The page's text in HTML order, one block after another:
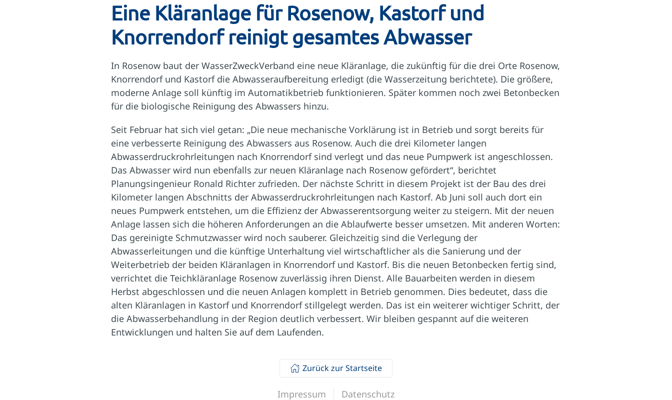
Eine Kläranlage für Rosenow, Kastorf und
Knorrendorf reinigt gesamtes Abwasser
In Rosenow baut der WasserZweckVerband eine neue Kläranlage, die zukünftig für die drei Orte Rosenow,
Knorrendorf und Kastorf die Abwasseraufbereitung erledigt (die Wasserzeitung berichtete). Die größere,
moderne Anlage soll künftig im Automatikbetrieb funktionieren. Später kommen noch zwei Betonbecken
für die biologische Reinigung des Abwassers hinzu.
Seit Februar hat sich viel getan: „Die neue mechanische Vorklärung ist in Betrieb und sorgt bereits für
eine verbesserte Reinigung des Abwassers aus Rosenow. Auch die drei Kilometer langen
Abwasserdruckrohrleitungen nach Knorrendorf sind verlegt und das neue Pumpwerk ist angeschlossen.
Das Abwasser wird nun ebenfalls zur neuen Kläranlage nach Rosenow gefördert“, berichtet
Planungsingenieur Ronald Richter zufrieden. Der nächste Schritt in diesem Projekt ist der Bau des drei
Kilometer langen Abschnitts der Abwasserdruckrohrleitungen nach Kastorf. Ab Juni soll auch dort ein
neues Pumpwerk entstehen, um die Effizienz der Abwasserentsorgung weiter zu steigern. Mit der neuen
Anlage lassen sich die höheren Anforderungen an die Ablaufwerte besser umsetzen. Mit anderen Worten:
Das gereinigte Schmutzwasser wird noch sauberer. Gleichzeitig sind die Verlegung der
Abwasserleitungen und die künftige Unterhaltung viel wirtschaftlicher als die Sanierung und der
Weiterbetrieb der beiden Kläranlagen in Knorrendorf und Kastorf. Bis die neuen Betonbecken fertig sind,
verrichtet die Teichkläranlage Rosenow zuverlässig ihren Dienst. Alle Bauarbeiten werden in diesem
Herbst abgeschlossen und die neuen Anlagen komplett in Betrieb genommen. Dies bedeutet, dass die
alten Kläranlagen in Kastorf und Knorrendorf stillgelegt werden. Das ist ein weiterer wichtiger Schritt, der
die Abwasserbehandlung in der Region deutlich verbessert. Wir bleiben gespannt auf die weiteren
Entwicklungen und halten Sie auf dem Laufenden.
Zurück zur Startseite
Impressum Datenschutz